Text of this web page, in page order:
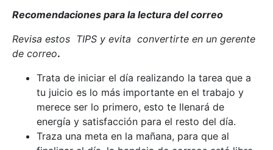
Recomendaciones para la lectura del correo
Revisa estos TIPS y evita convertirte en un gerente
de correo.
Trata de iniciar el día realizando la tarea que a
tu juicio es lo más importante en el trabajo y
merece ser lo primero, esto te llenará de
energía y satisfacción para el resto del día.
Traza una meta en la mañana, para que al